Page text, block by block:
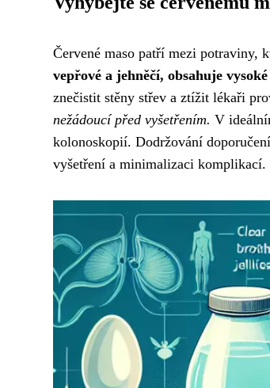
Červené maso patří mezi potraviny,
vepřové a jehněčí, obsahuje
znečistit stěny střev a ztížit lékaři
nežádoucí před vyšetřením. V
kolonoskopií. Dodržování
vyšetření a minimalizaci komplikací.